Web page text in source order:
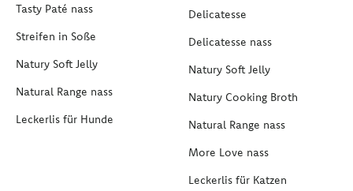
Tasty Paté nass
Streifen in Soße
Natury Soft Jelly
Natural Range nass
Leckerlis für Hunde
Delicatesse
Delicatesse nass
Natury Soft Jelly
Natury Cooking Broth
Natural Range nass
More Love nass
Leckerlis für Katzen